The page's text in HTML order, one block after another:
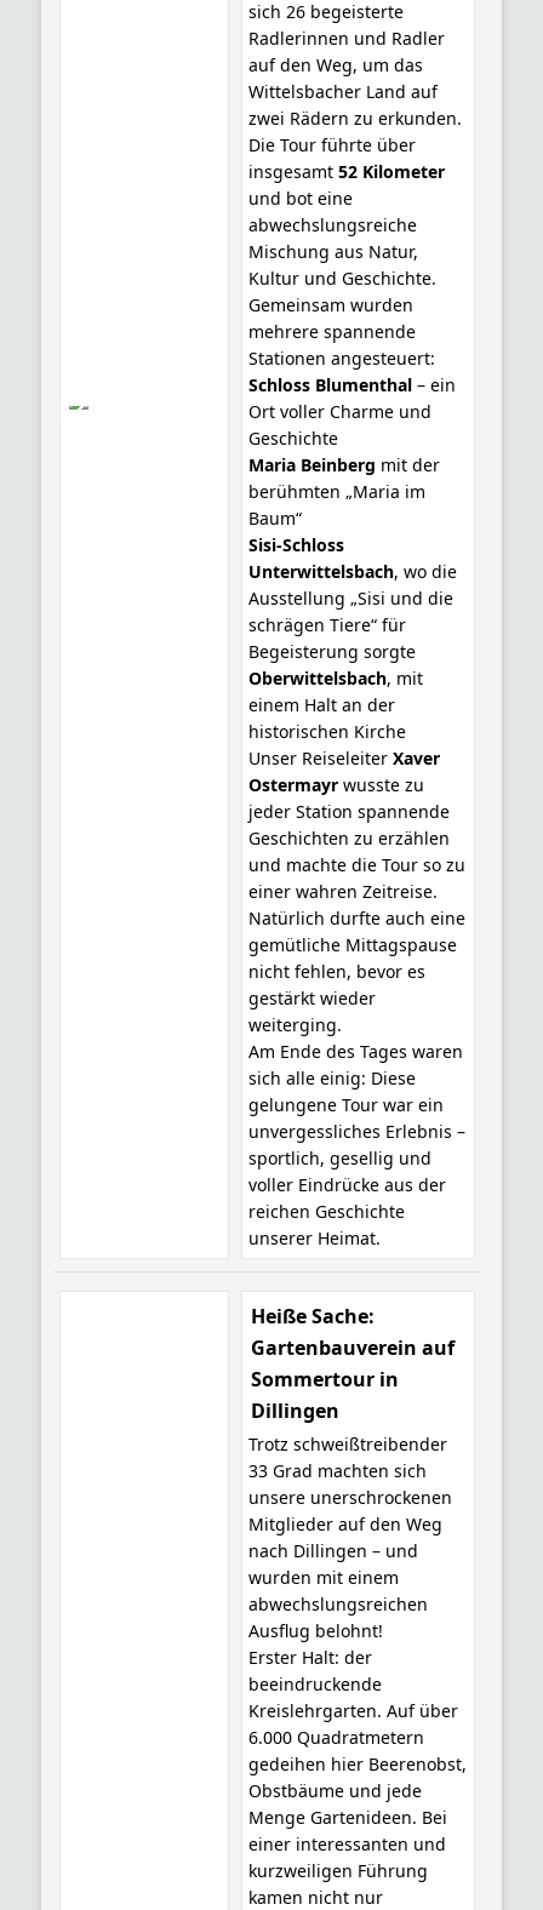
sich 26 begeisterte
Radlerinnen und Radler
auf den Weg, um das
Wittelsbacher Land auf
zwei Rädern zu erkunden.
Die Tour führte über
insgesamt 52 Kilometer
und bot eine
abwechslungsreiche
Mischung aus Natur,
Kultur und Geschichte.
Gemeinsam wurden
mehrere spannende
Stationen angesteuert:
Schloss Blumenthal – ein
Ort voller Charme und
Geschichte
Maria Beinberg mit der
berühmten „Maria im
Baum“
Sisi-Schloss
Unterwittelsbach, wo die
Ausstellung „Sisi und die
schrägen Tiere“ für
Begeisterung sorgte
Oberwittelsbach, mit
einem Halt an der
historischen Kirche
Unser Reiseleiter Xaver
Ostermayr wusste zu
jeder Station spannende
Geschichten zu erzählen
und machte die Tour so zu
einer wahren Zeitreise.
Natürlich durfte auch eine
gemütliche Mittagspause
nicht fehlen, bevor es
gestärkt wieder
weiterging.
Am Ende des Tages waren
sich alle einig: Diese
gelungene Tour war ein
unvergessliches Erlebnis –
sportlich, gesellig und
voller Eindrücke aus der
reichen Geschichte
unserer Heimat.
Heiße Sache:
Gartenbauverein auf
Sommertour in
Dillingen
Trotz schweißtreibender
33 Grad machten sich
unsere unerschrockenen
Mitglieder auf den Weg
nach Dillingen – und
wurden mit einem
abwechslungsreichen
Ausflug belohnt!
Erster Halt: der
beeindruckende
Kreislehrgarten. Auf über
6.000 Quadratmetern
gedeihen hier Beerenobst,
Obstbäume und jede
Menge Gartenideen. Bei
einer interessanten und
kurzweiligen Führung
kamen nicht nur